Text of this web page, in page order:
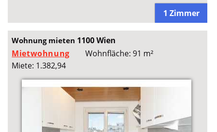
1 Zimmer
Wohnung mieten 1100 Wien
Mietwohnung
Wohnfläche: 91 m²
Miete: 1.382,94